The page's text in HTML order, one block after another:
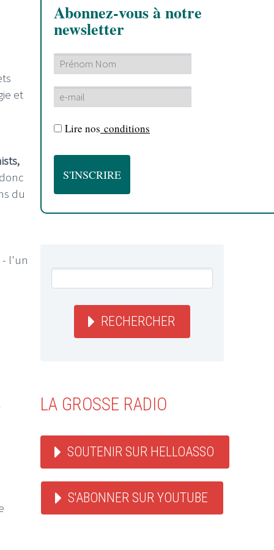
et
du
- l'un
Abonnez-vous à notre
newsletter
Lire nos conditions
RECHERCHER
LA GROSSE RADIO
SOUTENIR SUR HELLOASSO
S'ABONNER SUR YOUTUBE